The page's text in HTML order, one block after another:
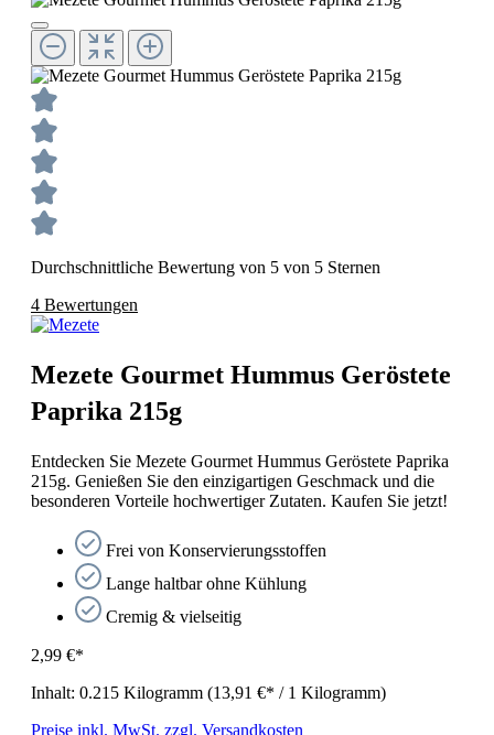
Durchschnittliche Bewertung von 5 von 5 Sternen
4 Bewertungen
Mezete Gourmet Hummus Geröstete
Paprika 215g
Entdecken Sie Mezete Gourmet Hummus Geröstete Paprika
215g. Genießen Sie den einzigartigen Geschmack und die
besonderen Vorteile hochwertiger Zutaten. Kaufen Sie jetzt!
Frei von Konservierungsstoffen
Lange haltbar ohne Kühlung
Cremig & vielseitig
2,99 €*
Inhalt: 0.215 Kilogramm (13,91 €* / 1 Kilogramm)
Preise inkl. MwSt. zzgl. Versandkosten